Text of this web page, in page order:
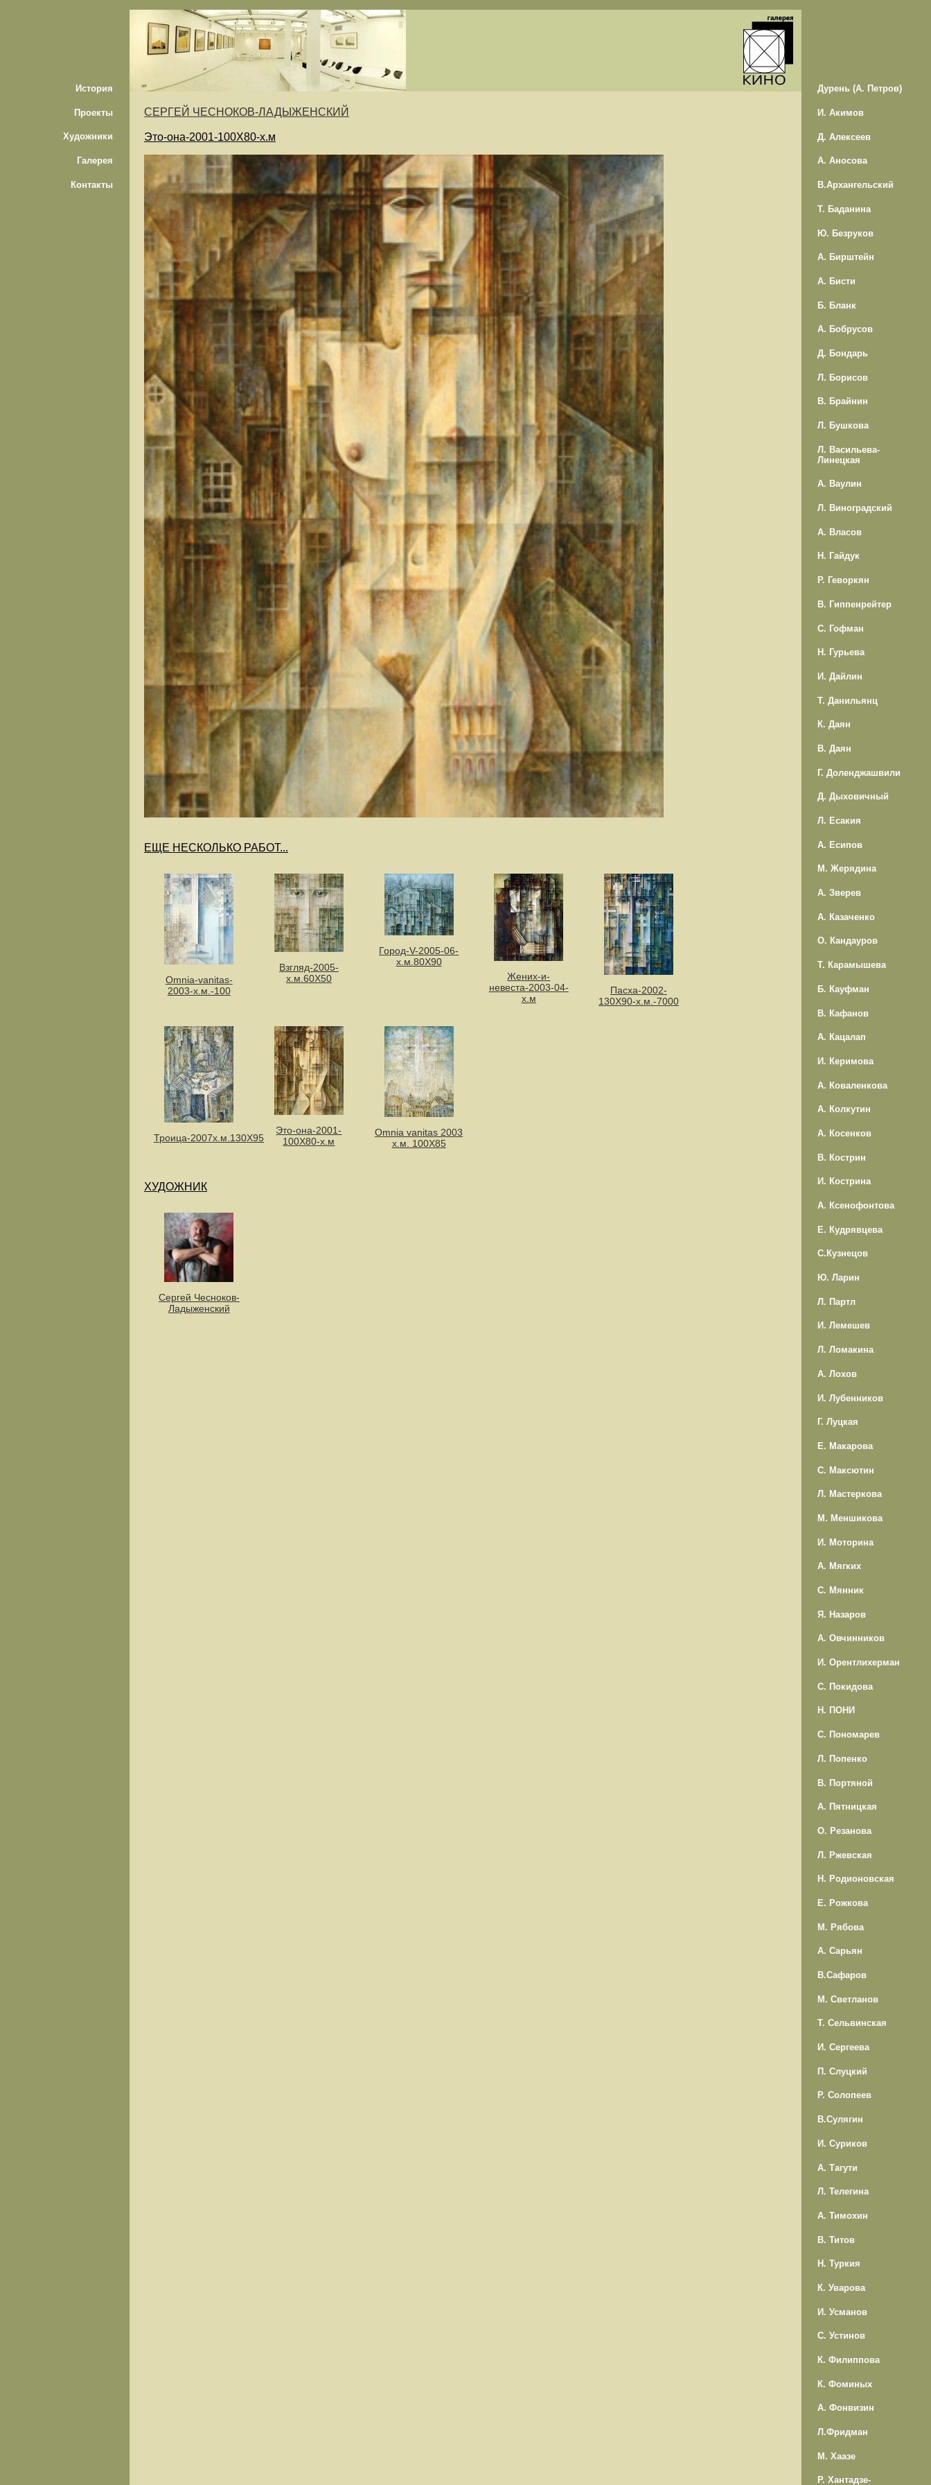
История
Проекты
Художники
Галерея
Контакты
СЕРГЕЙ ЧЕСНОКОВ-ЛАДЫЖЕНСКИЙ
Это-она-2001-100Х80-х.м
ЕЩЕ НЕСКОЛЬКО РАБОТ...
Omnia-vanitas-
2003-х.м.-100
Взгляд-2005-
х.м.60Х50
Город-V-2005-06-
х.м.80Х90
Жених-и-
невеста-2003-04-
х.м
Пасха-2002-
130Х90-х.м.-7000
Троица-2007х.м.130Х95
Это-она-2001-
100Х80-х.м
Omnia vanitas 2003
х.м. 100Х85
ХУДОЖНИК
Сергей Чесноков-
Ладыженский
Дурень (А. Петров)
И. Акимов
Д. Алексеев
А. Аносова
В.Архангельский
Т. Баданина
Ю. Безруков
А. Бирштейн
А. Бисти
Б. Бланк
А. Бобрусов
Д. Бондарь
Л. Борисов
В. Брайнин
Л. Бушкова
Л. Васильева-
Линецкая
А. Ваулин
Л. Виноградский
А. Власов
Н. Гайдук
Р. Геворкян
В. Гиппенрейтер
С. Гофман
Н. Гурьева
И. Дайлин
Т. Данильянц
К. Даян
В. Даян
Г. Доленджашвили
Д. Дыховичный
Л. Есакия
А. Есипов
М. Жерядина
А. Зверев
А. Казаченко
О. Кандауров
Т. Карамышева
Б. Кауфман
В. Кафанов
А. Кацалап
И. Керимова
А. Коваленкова
А. Колкутин
А. Косенков
В. Кострин
И. Кострина
А. Ксенофонтова
Е. Кудрявцева
С.Кузнецов
Ю. Ларин
Л. Партл
И. Лемешев
Л. Ломакина
А. Лохов
И. Лубенников
Г. Луцкая
Е. Макарова
С. Максютин
Л. Мастеркова
М. Меншикова
И. Моторина
А. Мягких
С. Мянник
Я. Назаров
А. Овчинников
И. Орентлихерман
С. Покидова
Н. ПОНИ
С. Пономарев
Л. Попенко
В. Портяной
А. Пятницкая
О. Резанова
Л. Ржевская
Н. Родионовская
Е. Рожкова
М. Рябова
А. Сарьян
В.Сафаров
М. Светланов
Т. Сельвинская
И. Сергеева
П. Слуцкий
Р. Солопеев
В.Сулягин
И. Суриков
А. Тагути
Л. Телегина
А. Тимохин
В. Титов
Н. Туркия
К. Уварова
И. Усманов
С. Устинов
К. Филиппова
К. Фоминых
А. Фонвизин
Л.Фридман
М. Хаазе
Р. Хантадзе-